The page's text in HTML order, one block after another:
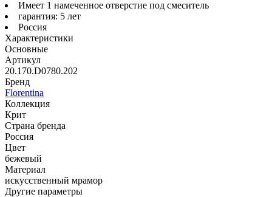
Имеет 1 намеченное отверстие под смеситель
гарантия: 5 лет
Россия
Характеристики
Основные
Артикул
20.170.D0780.202
Бренд
Florentina
Коллекция
Крит
Страна бренда
Россия
Цвет
бежевый
Материал
искусственный мрамор
Другие параметры